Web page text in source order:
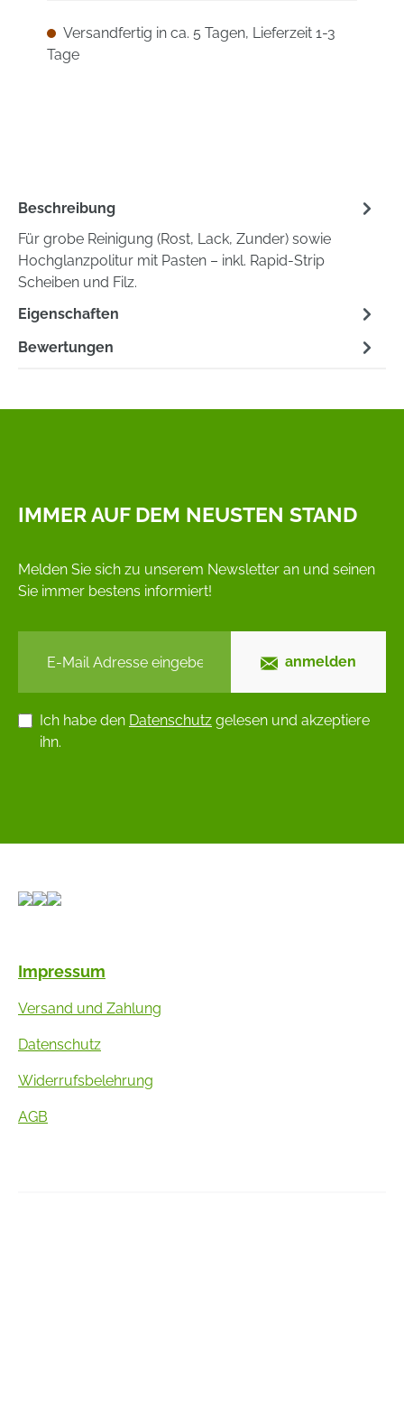
Versandfertig in ca. 5 Tagen, Lieferzeit 1-3
Tage
Beschreibung
Für grobe Reinigung (Rost, Lack, Zunder) sowie
Hochglanzpolitur mit Pasten – inkl. Rapid-Strip
Scheiben und Filz.
Eigenschaften
Bewertungen
IMMER AUF DEM NEUSTEN STAND
Melden Sie sich zu unserem Newsletter an und seinen
Sie immer bestens informiert!
anmelden
Ich habe den Datenschutz gelesen und akzeptiere
ihn.
Impressum
Versand und Zahlung
Datenschutz
Widerrufsbelehrung
AGB